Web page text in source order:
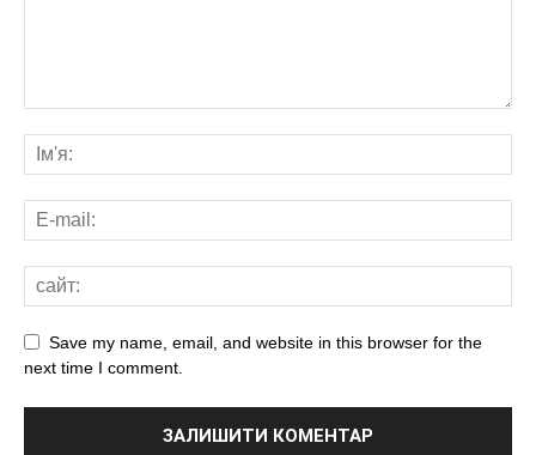
Save my name, email, and website in this browser for the
next time I comment.